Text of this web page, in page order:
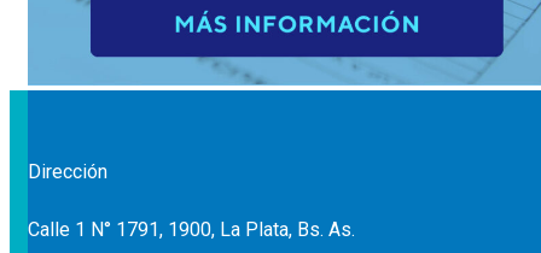
Dirección
Calle 1 N° 1791, 1900, La Plata, Bs. As.